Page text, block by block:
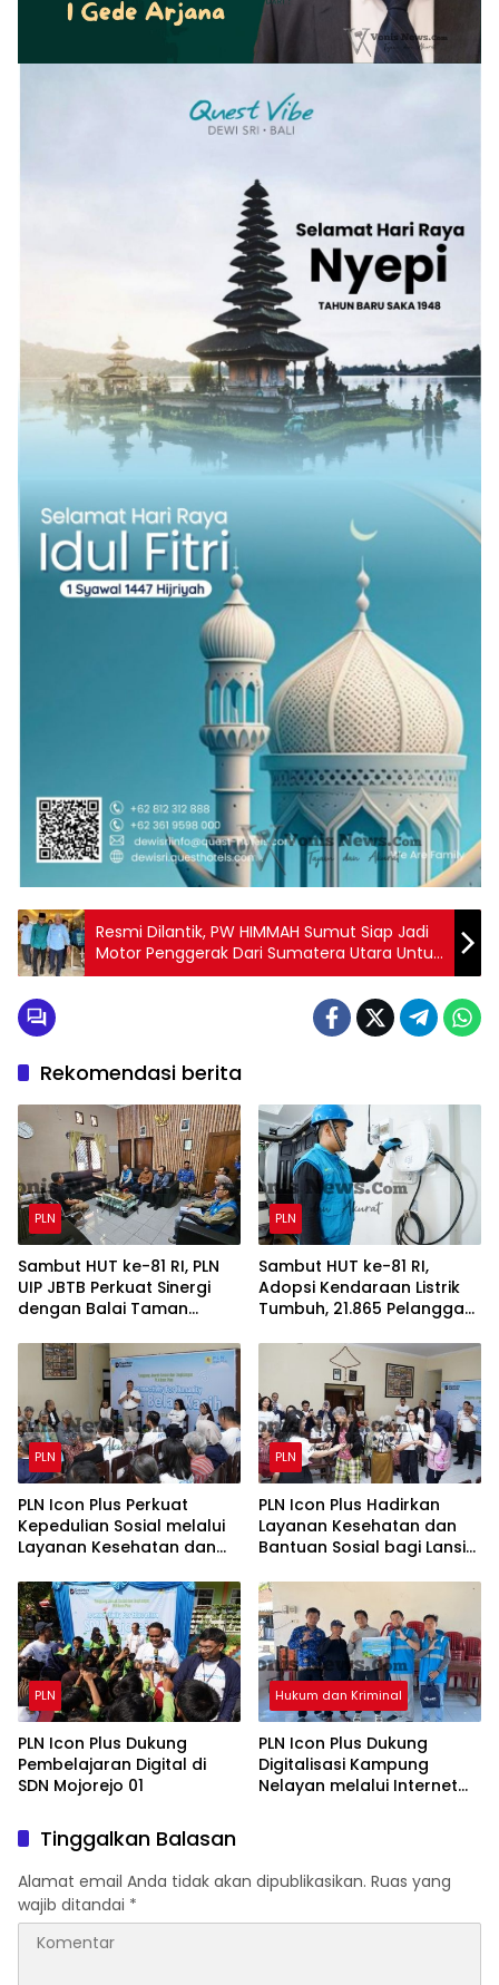
Resmi Dilantik, PW HIMMAH Sumut Siap Jadi
Motor Penggerak Dari Sumatera Utara Untuk
Indonesia
Rekomendasi berita
PLN
Sambut HUT ke-81 RI, PLN
UIP JBTB Perkuat Sinergi
dengan Balai Taman
Kajian Rencana Proyek
SUTET 500 kV Paiton–
Watudodol/Kalipuro
PLN
Sambut HUT ke-81 RI,
Adopsi Kendaraan Listrik
Tumbuh, 21.865 Pelanggan
Charging Services PLN
pada Semester I 2026
PLN
PLN Icon Plus Perkuat
Kepedulian Sosial melalui
Layanan Kesehatan dan
bagi Lansia di Malang
PLN
PLN Icon Plus Hadirkan
Layanan Kesehatan dan
Bantuan Sosial bagi Lansia
Malang
PLN
PLN Icon Plus Dukung
Pembelajaran Digital di
SDN Mojorejo 01
Hukum dan Kriminal
PLN Icon Plus Dukung
Digitalisasi Kampung
Nelayan melalui Internet
Tinggalkan Balasan
Alamat email Anda tidak akan dipublikasikan. Ruas yang
wajib ditandai *